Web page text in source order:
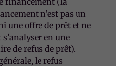
n’est pas un
une offre de prêt et ne
en une
de refus de prêt).
le refus